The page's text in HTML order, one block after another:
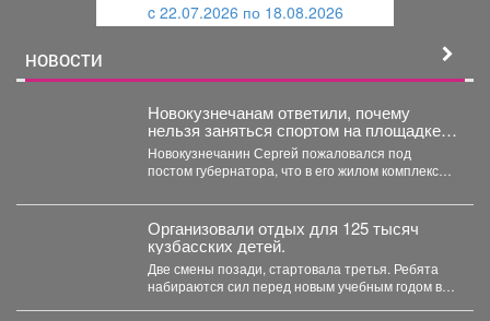
c 22.07.2026 по 18.08.2026
НОВОСТИ
Новокузнечанам ответили, почему
нельзя заняться спортом на площадке
лицея
Новокузнечанин Сергей пожаловался под
постом губернатора, что в его жилом комплексе
Организовали отдых для 125 тысяч
кузбасских детей.
Две смены позади, стартовала третья. Ребята
набираются сил перед новым учебным годом в